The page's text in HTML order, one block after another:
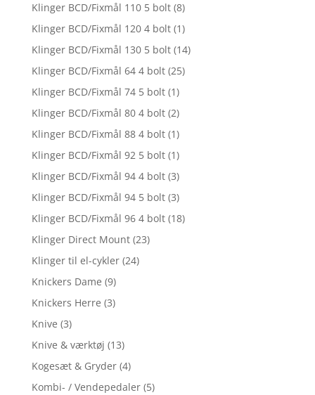
Klinger BCD/Fixmål 110 5 bolt (8)
Klinger BCD/Fixmål 120 4 bolt (1)
Klinger BCD/Fixmål 130 5 bolt (14)
Klinger BCD/Fixmål 64 4 bolt (25)
Klinger BCD/Fixmål 74 5 bolt (1)
Klinger BCD/Fixmål 80 4 bolt (2)
Klinger BCD/Fixmål 88 4 bolt (1)
Klinger BCD/Fixmål 92 5 bolt (1)
Klinger BCD/Fixmål 94 4 bolt (3)
Klinger BCD/Fixmål 94 5 bolt (3)
Klinger BCD/Fixmål 96 4 bolt (18)
Klinger Direct Mount (23)
Klinger til el-cykler (24)
Knickers Dame (9)
Knickers Herre (3)
Knive (3)
Knive & værktøj (13)
Kogesæt & Gryder (4)
Kombi- / Vendepedaler (5)